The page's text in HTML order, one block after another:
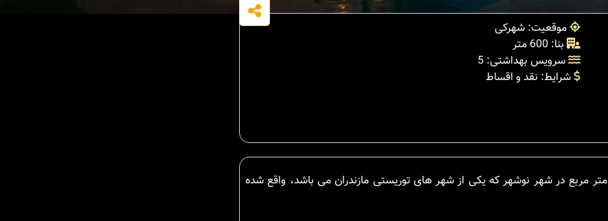
موقعیت: شهرکی
بنا: 600 متر
سرویس بهداشتی: 5
شرایط: نقد و اقساط
در نوشهر با بنایی به متراز 600 متر مربع در زمینی به مساحت 1,150 متر مربع در شهر نوشهر که یکی از شهر های توریستی مازندران می باشد، واقع شده